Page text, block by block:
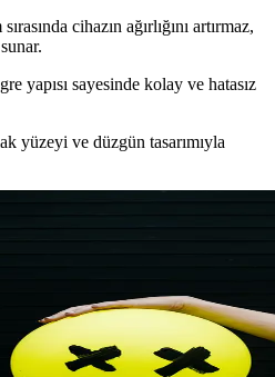
cihazın ağırlığını artırmaz,
yapısı sayesinde kolay ve hatasız
yüzeyi ve düzgün tasarımıyla